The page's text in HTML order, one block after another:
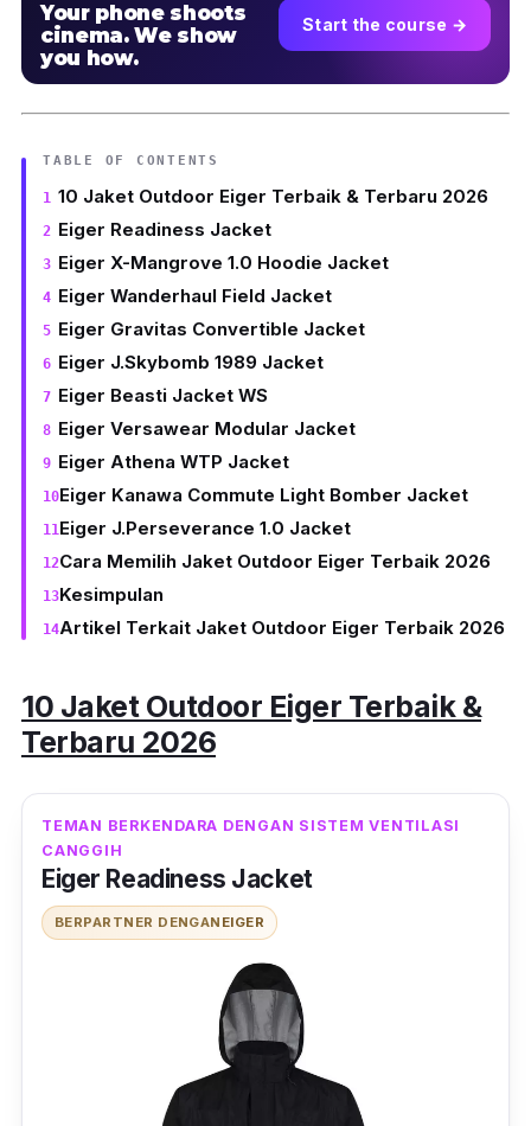
Your phone shoots
cinema. We show
you how.
Start the course →
TABLE OF CONTENTS
10 Jaket Outdoor Eiger Terbaik & Terbaru 2026
Eiger Readiness Jacket
Eiger X-Mangrove 1.0 Hoodie Jacket
Eiger Wanderhaul Field Jacket
Eiger Gravitas Convertible Jacket
Eiger J.Skybomb 1989 Jacket
Eiger Beasti Jacket WS
Eiger Versawear Modular Jacket
Eiger Athena WTP Jacket
Eiger Kanawa Commute Light Bomber Jacket
Eiger J.Perseverance 1.0 Jacket
Cara Memilih Jaket Outdoor Eiger Terbaik 2026
Kesimpulan
Artikel Terkait Jaket Outdoor Eiger Terbaik 2026
10 Jaket Outdoor Eiger Terbaik &
Terbaru 2026
TEMAN BERKENDARA DENGAN SISTEM VENTILASI
CANGGIH
Eiger Readiness Jacket
BERPARTNER DENGAN EIGER